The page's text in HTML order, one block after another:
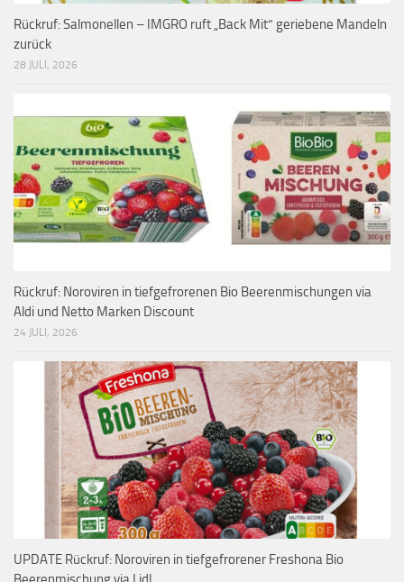
Rückruf: Salmonellen – IMGRO ruft „Back Mit“ geriebene Mandeln
zurück
28 JULI, 2026
Rückruf: Noroviren in tiefgefrorenen Bio Beerenmischungen via
Aldi und Netto Marken Discount
24 JULI, 2026
UPDATE Rückruf: Noroviren in tiefgefrorener Freshona Bio